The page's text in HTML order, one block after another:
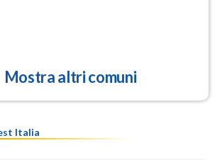
Mostra altri comuni
Italia